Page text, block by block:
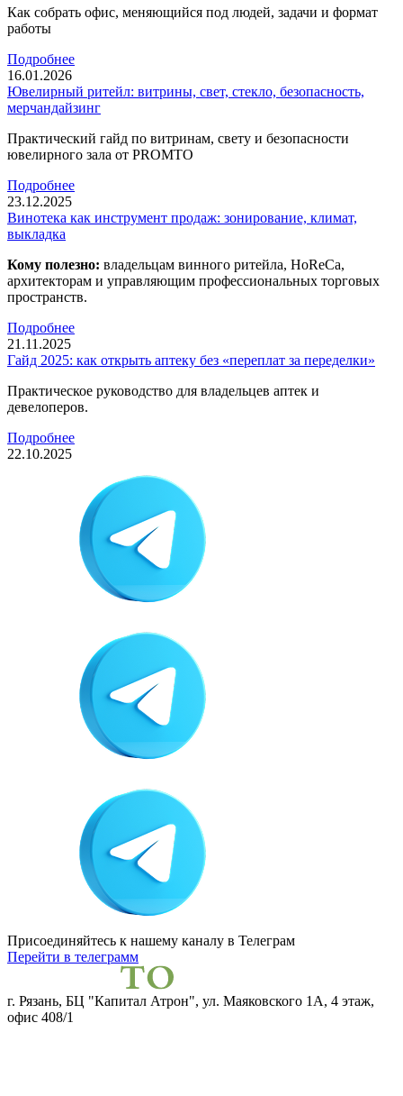
Как собрать офис, меняющийся под людей, задачи и формат
работы
Подробнее
16.01.2026
Ювелирный ритейл: витрины, свет, стекло, безопасность,
мерчандайзинг
Практический гайд по витринам, свету и безопасности
ювелирного зала от PROMTO
Подробнее
23.12.2025
Винотека как инструмент продаж: зонирование, климат,
выкладка
Кому полезно: владельцам винного ритейла, HoReCa,
архитекторам и управляющим профессиональных торговых
пространств.
Подробнее
21.11.2025
Гайд 2025: как открыть аптеку без «переплат за переделки»
Практическое руководство для владельцев аптек и
девелоперов.
Подробнее
22.10.2025
Присоединяйтесь к нашему каналу в Телеграм
Перейти в телеграмм
г. Рязань, БЦ "Капитал Атрон", ул. Маяковского 1А, 4 этаж,
офис 408/1